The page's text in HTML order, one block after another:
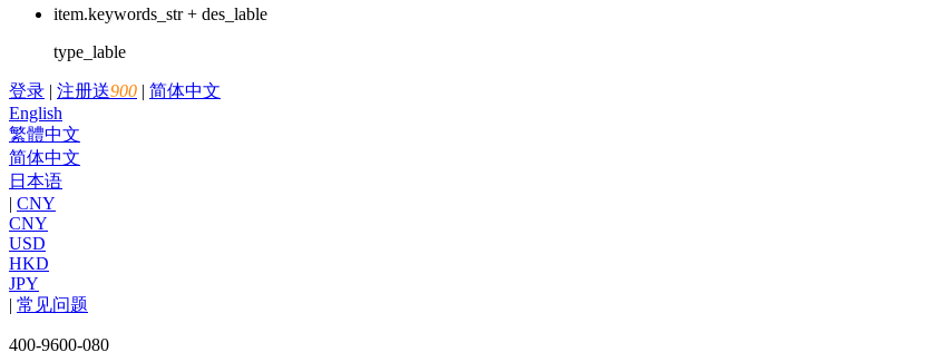
item.keywords_str + des_lable
type_lable
登录 | 注册送900 | 简体中文
English
繁體中文
简体中文
日本语
| CNY
CNY
USD
HKD
JPY
| 常见问题
400-9600-080